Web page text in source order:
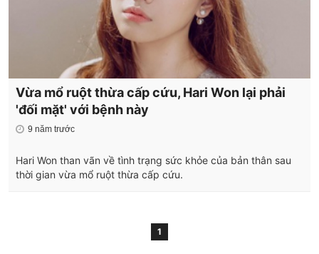
Vừa mổ ruột thừa cấp cứu, Hari Won lại phải
'đối mặt' với bệnh này
9 năm trước
Hari Won than vãn về tình trạng sức khỏe của bản thân sau
thời gian vừa mổ ruột thừa cấp cứu.
1